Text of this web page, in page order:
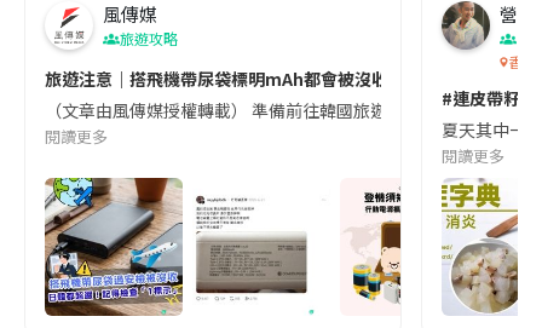
風傳媒
旅遊攻略
旅遊注意｜搭飛機帶尿袋標明mAh都會被沒收😱出發前切記檢查
（文章由風傳媒授權轉載） 準備前往韓國旅遊的民眾，近期要
閱讀更多
營養
香港
#連皮帶籽
夏天其中一
閱讀更多